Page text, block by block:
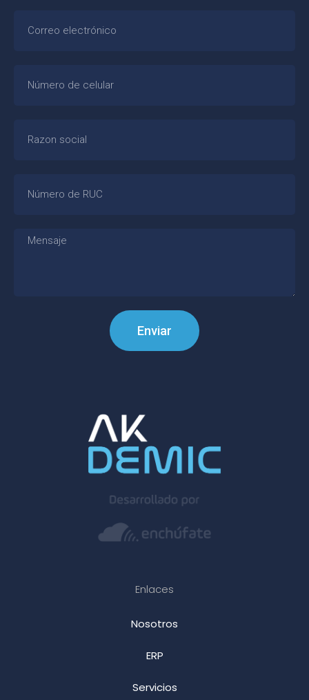
Enviar
Enlaces
Nosotros
ERP
Servicios